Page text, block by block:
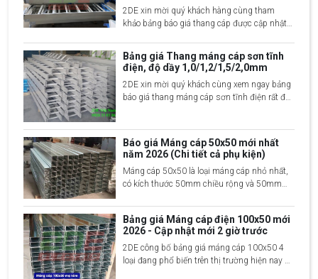
2DE xin mời quý khách hàng cùng tham
khảo bảng báo giá thang cáp được cập nhật
Bảng giá Thang máng cáp sơn tĩnh
điện, độ dầy 1,0/1,2/1,5/2,0mm
2DE xin mời quý khách cùng xem ngay bảng
báo giá thang máng cáp sơn tĩnh điện rất đầy
Báo giá Máng cáp 50x50 mới nhất
năm 2026 (Chi tiết cả phụ kiện)
Máng cáp 50x50 là loại máng cáp nhỏ nhất,
có kích thước 50mm chiều rộng và 50mm
công trình xây dựng và hệ thống điện công
nghiệp, dân dụng,...
Bảng giá Máng cáp điện 100x50 mới
2026 - Cập nhật mới 2 giờ trước
2DE công bố bảng giá máng cáp 100x50 4
loại đang phổ biến trên thị trường hiện nay đó